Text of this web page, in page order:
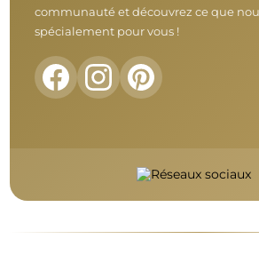
communauté et découvrez ce que
spécialement pour vous !